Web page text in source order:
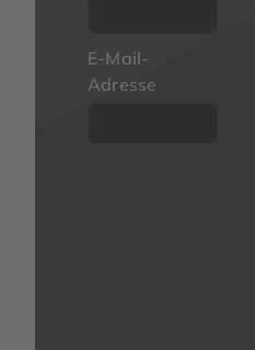
E-Mail-
Adresse